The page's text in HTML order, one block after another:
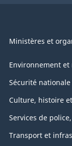
Ministères et
Environnement
Sécurité
Culture, histoire
Services de
Transport et